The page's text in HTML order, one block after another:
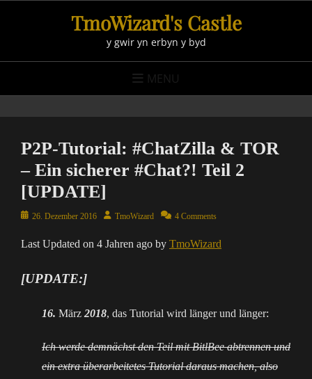
TmoWizard's Castle
y gwir yn erbyn y byd
MENU
P2P-Tutorial: #ChatZilla & TOR
– Ein sicherer #Chat?! Teil 2
[UPDATE]
Posted26. Dezember 2016 AuthorTmoWizard 4 Comments
Last Updated on 4 Jahren ago by TmoWizard
[UPDATE:]
16. März 2018, das Tutorial wird länger und länger:
Ich werde demnächst den Teil mit BitlBee abtrennen und
ein extra überarbeitetes Tutorial daraus machen, also